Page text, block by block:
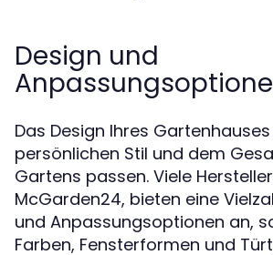
Design und
Das Design Ihres
persönlichen Stil und dem
Gartens passen. Viele
McGarden24, bieten eine
und Anpassungsoptionen an,
Farben, Fensterformen und